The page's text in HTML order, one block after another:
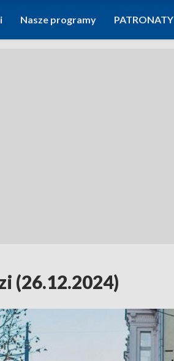
Nasze programy PATRONATY
(26.12.2024)